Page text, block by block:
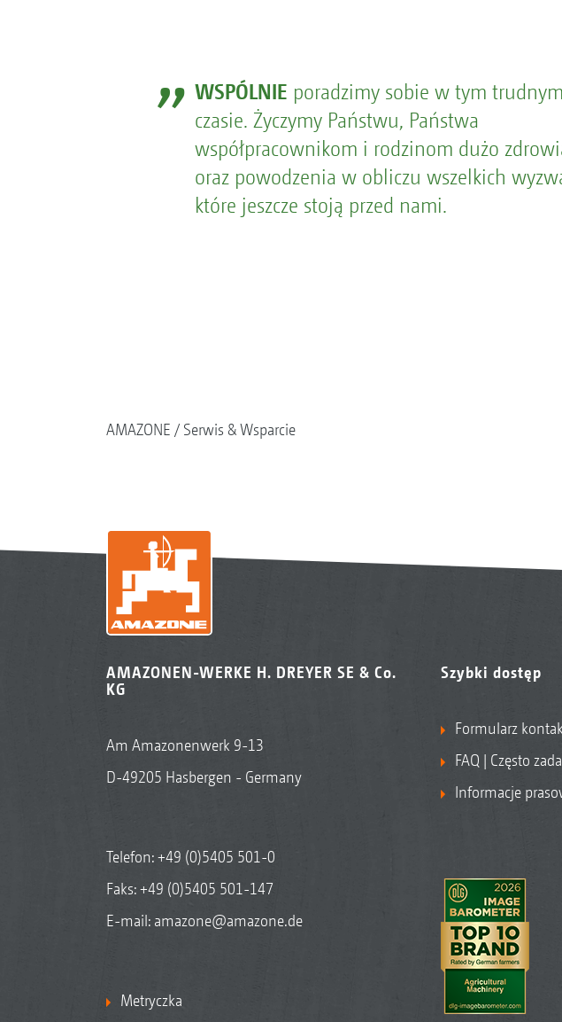
WSPÓLNIE poradzimy sobie w tym trudnym
czasie. Życzymy Państwu, Państwa
współpracownikom i rodzinom dużo
oraz powodzenia w obliczu wszelkich
które jeszcze stoją przed nami.
AMAZONE Serwis & Wsparcie
AMAZONEN-WERKE H. DREYER SE & Co.
KG
Am Amazonenwerk 9-13
D-49205 Hasbergen - Germany
Telefon:+49 (0)5405 501-0
Faks: +49 (0)5405 501-147
E-mail: amazone@amazone.de
Metryczka
Szybki dostęp
Formularz
FAQ | Często
Informacje